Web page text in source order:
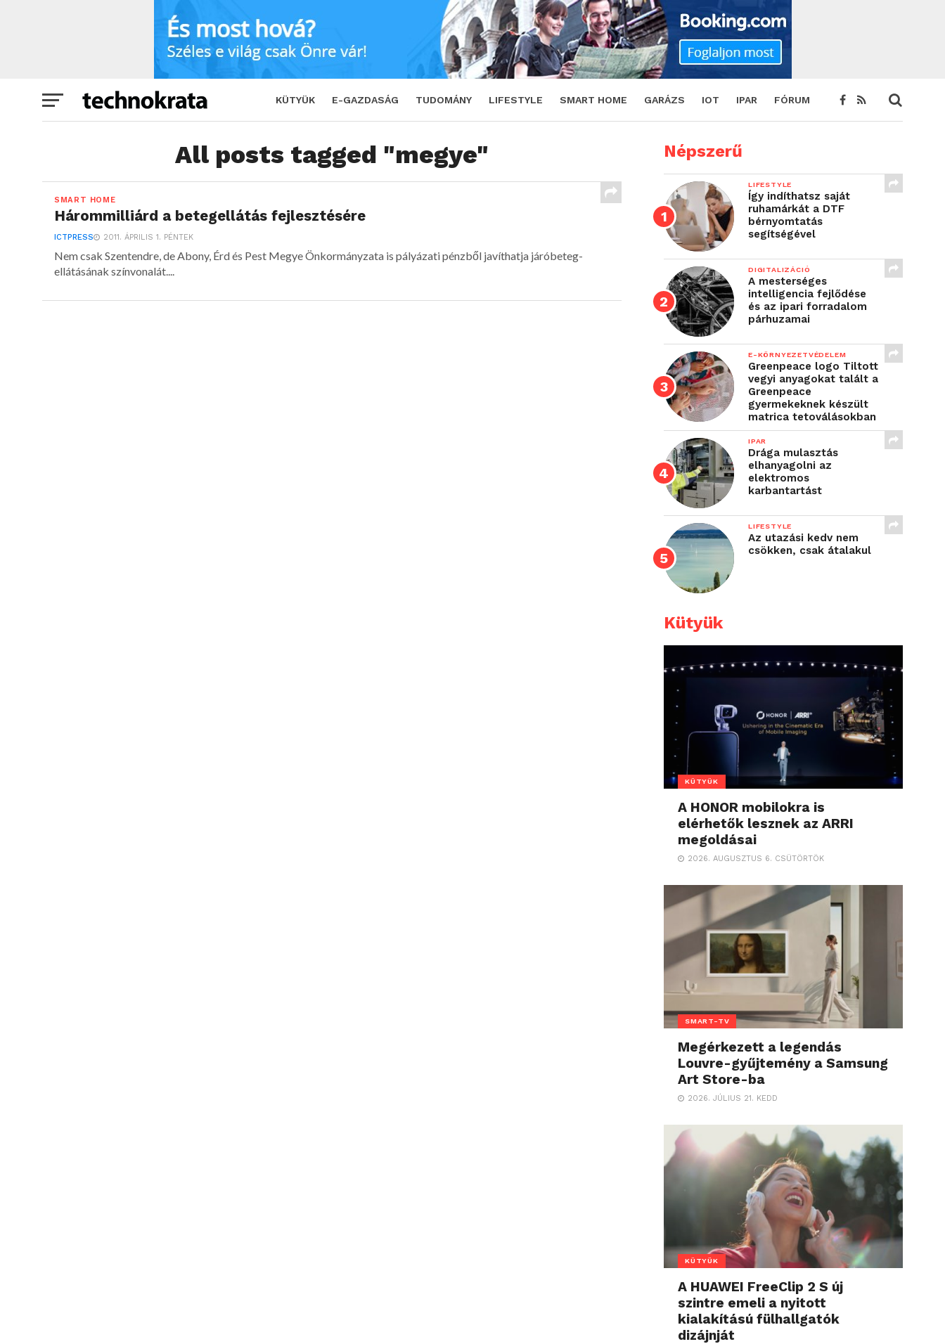
KÜTYÜK E-GAZDASÁG TUDOMÁNY LIFESTYLE SMART HOME GARÁZS IOT IPAR FÓRUM
All posts tagged "megye"
SMART HOME
Hárommilliárd a betegellátás fejlesztésére
ICTPRESS 2011. ÁPRILIS 1. PÉNTEK
Nem csak Szentendre, de Abony, Érd és Pest Megye Önkormányzata is pályázati pénzből javíthatja járóbeteg-
ellátásának színvonalát....
Népszerű
LIFESTYLE
Így indíthatsz saját
ruhamárkát a DTF
bérnyomtatás
segítségével
DIGITALIZÁCIÓ
A mesterséges
intelligencia fejlődése
és az ipari forradalom
párhuzamai
E-KÖRNYEZETVÉDELEM
Greenpeace logo Tiltott
vegyi anyagokat talált a
Greenpeace
gyermekeknek készült
matrica tetoválásokban
IPAR
Drága mulasztás
elhanyagolni az
elektromos
karbantartást
LIFESTYLE
Az utazási kedv nem
csökken, csak átalakul
Kütyük
KÜTYÜK
A HONOR mobilokra is
elérhetők lesznek az ARRI
megoldásai
2026. AUGUSZTUS 6. CSÜTÖRTÖK
SMART-TV
Megérkezett a legendás
Louvre-gyűjtemény a Samsung
Art Store-ba
2026. JÚLIUS 21. KEDD
KÜTYÜK
A HUAWEI FreeClip 2 S új
szintre emeli a nyitott
kialakítású fülhallgatók
dizájnját